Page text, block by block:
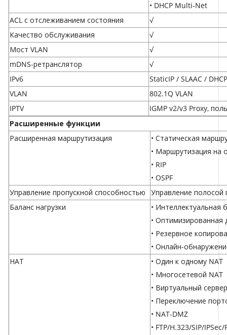
• DHCP Multi-Net
ACL с отслеживанием состояния
√
Качество обслуживания
√
Мост VLAN
√
mDNS-ретранслятор
√
IPv6
StaticIP / SLAAC /
VLAN
802.1Q VLAN
IPTV
IGMP v2/v3 Proxy,
Расширенные функции
Расширенная маршрутизация
• Статическая
• Маршрутизация на
• RIP
• OSPF
Управление пропускной способностью
Управление полосой
Баланс нагрузки
• Интеллектуальная
•
• Резервное
• Онлайн-
НАТ
• Один к одному NAT
• Многосетевой NAT
• Виртуальный сервер
• Переключение
• NAT-DMZ
• FTP/H.323/SIP/IPSec/